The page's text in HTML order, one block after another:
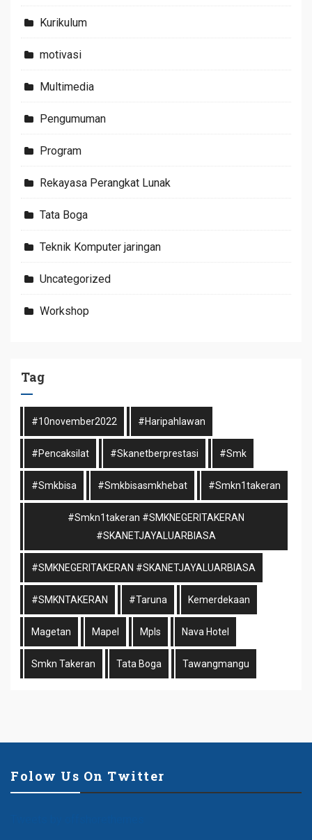
Kurikulum
motivasi
Multimedia
Pengumuman
Program
Rekayasa Perangkat Lunak
Tata Boga
Teknik Komputer jaringan
Uncategorized
Workshop
Tag
#10november2022 #haripahlawan
#pencaksilat #skanetberprestasi #smk
#smkbisa #smkbisasmkhebat #smkn1takeran
#smkn1takeran #SMKNEGERITAKERAN
#SKANETJAYALUARBIASA
#SMKNEGERITAKERAN #SKANETJAYALUARBIASA
#SMKNTAKERAN #taruna Kemerdekaan
Magetan Mapel Mpls Nava Hotel
Smkn Takeran Tata Boga Tawangmangu
Folow Us On Twitter